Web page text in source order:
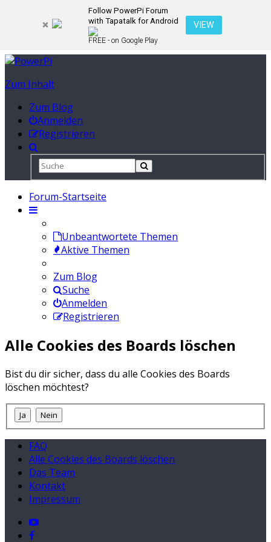
Follow PowerPi Forum
with Tapatalk for Android
FREE - on Google Play
VIEW
Zum Inhalt
Zum Blog
Anmelden
Registrieren
Forum-Startseite
Unbeantwortete Themen
Aktive Themen
Zum Blog
Suche
Anmelden
Registrieren
Alle Cookies des Boards löschen
Bist du dir sicher, dass du alle Cookies des Boards
löschen möchtest?
FAQ
Alle Cookies des Boards löschen
Das Team
Kontakt
Impressum